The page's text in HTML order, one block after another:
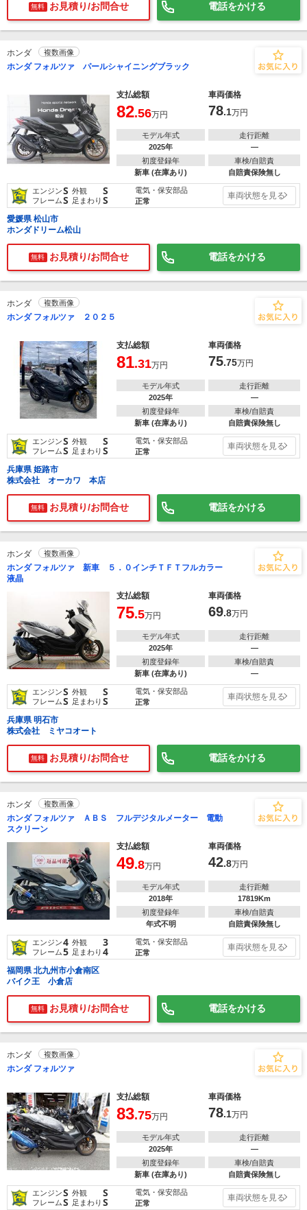
無料 お見積り/お問合せ 電話をかける
ホンダ 複数画像
ホンダ フォルツァ パールシャイニングブラック
支払総額 車両価格
82.56万円 78.1万円
モデル年式
2025年
走行距離
―
初度登録年
新車 (在庫あり)
車検/自賠責
自賠責保険無し
エンジンS 外観 S
フレームS 足まわり S
電気・保安部品
正常
車両状態を見る
愛媛県 松山市
ホンダドリーム松山
無料 お見積り/お問合せ 電話をかける
ホンダ 複数画像
ホンダ フォルツァ ２０２５
支払総額 車両価格
81.31万円 75.75万円
モデル年式
2025年
走行距離
―
初度登録年
新車 (在庫あり)
車検/自賠責
自賠責保険無し
エンジンS 外観 S
フレームS 足まわり S
電気・保安部品
正常
車両状態を見る
兵庫県 姫路市
株式会社 オーカワ 本店
無料 お見積り/お問合せ 電話をかける
ホンダ 複数画像
ホンダ フォルツァ 新車 ５．０インチＴＦＴフルカラー
液晶
支払総額
車両価格
75.5万円 69.8万円
モデル年式
2025年
走行距離
―
初度登録年
新車 (在庫あり)
車検/自賠責
―
エンジンS 外観 S
フレームS 足まわり S
電気・保安部品
正常
車両状態を見る
兵庫県 明石市
株式会社 ミヤコオート
無料 お見積り/お問合せ 電話をかける
ホンダ 複数画像
ホンダ フォルツァ ＡＢＳ フルデジタルメーター 電動
スクリーン
支払総額
車両価格
49.8万円 42.8万円
モデル年式
2018年
走行距離
17819Km
初度登録年
年式不明
車検/自賠責
自賠責保険無し
エンジン4 外観 3
フレーム5 足まわり 4
電気・保安部品
正常
車両状態を見る
福岡県 北九州市小倉南区
バイク王 小倉店
無料 お見積り/お問合せ 電話をかける
ホンダ 複数画像
ホンダ フォルツァ
支払総額 車両価格
83.75万円 78.1万円
モデル年式
2025年
走行距離
―
初度登録年
新車 (在庫あり)
車検/自賠責
自賠責保険無し
エンジンS 外観 S
フレームS 足まわり S
電気・保安部品
正常
車両状態を見る